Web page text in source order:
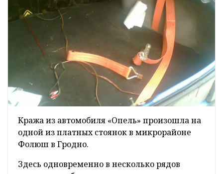
Кража из автомобиля «Опель» произошла на
одной из платных стоянок в микрорайоне
Фолюш в Гродно.
Здесь одновременно в несколько рядов